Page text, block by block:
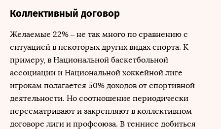
Коллективный договор
Желаемые 22% – не так много по сравнению с
ситуацией в некоторых других видах спорта. К
примеру, в Национальной баскетбольной
ассоциации и Национальной хоккейной лиге
игрокам полагается 50% доходов от спортивной
деятельности. Но соотношение периодически
пересматривают и закрепляют в коллективном
договоре лиги и профсоюза. В теннисе добиться